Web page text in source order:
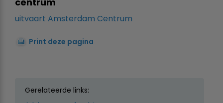
uitvaart Amsterdam Centrum
Print deze pagina
Gerelateerde links: